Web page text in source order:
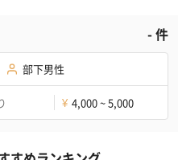
-件
部下男性
¥ 4,000 ~ 5,000